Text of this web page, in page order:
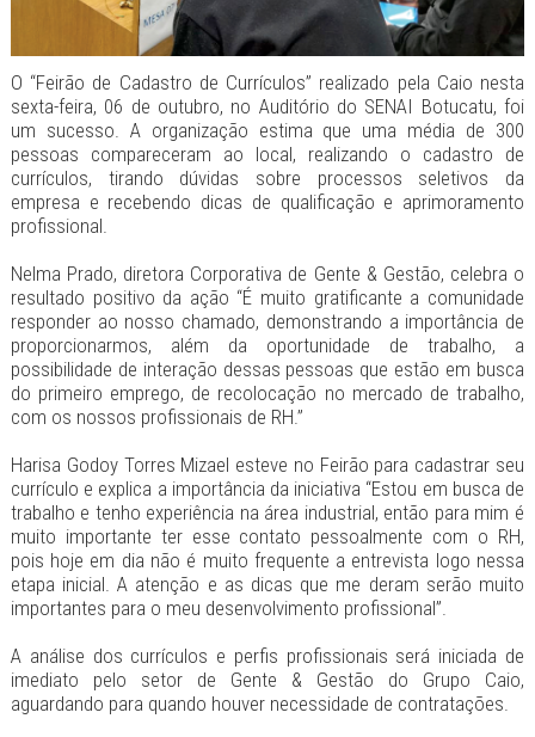
O “Feirão de Cadastro de Currículos” realizado pela Caio nesta
sexta-feira, 06 de outubro, no Auditório do SENAI Botucatu, foi
um sucesso. A organização estima que uma média de 300
pessoas compareceram ao local, realizando o cadastro de
currículos, tirando dúvidas sobre processos seletivos da
empresa e recebendo dicas de qualificação e aprimoramento
profissional.
Nelma Prado, diretora Corporativa de Gente & Gestão, celebra o
resultado positivo da ação “É muito gratificante a comunidade
responder ao nosso chamado, demonstrando a importância de
proporcionarmos, além da oportunidade de trabalho, a
possibilidade de interação dessas pessoas que estão em busca
do primeiro emprego, de recolocação no mercado de trabalho,
com os nossos profissionais de RH.”
Harisa Godoy Torres Mizael esteve no Feirão para cadastrar seu
currículo e explica a importância da iniciativa “Estou em busca de
trabalho e tenho experiência na área industrial, então para mim é
muito importante ter esse contato pessoalmente com o RH,
pois hoje em dia não é muito frequente a entrevista logo nessa
etapa inicial. A atenção e as dicas que me deram serão muito
importantes para o meu desenvolvimento profissional”.
A análise dos currículos e perfis profissionais será iniciada de
imediato pelo setor de Gente & Gestão do Grupo Caio,
aguardando para quando houver necessidade de contratações.